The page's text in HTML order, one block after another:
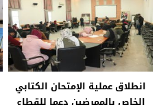
انطلاق عملية الإمتحان الكتابي
الخاص بالممرضين دعما للقطاع
الصحي